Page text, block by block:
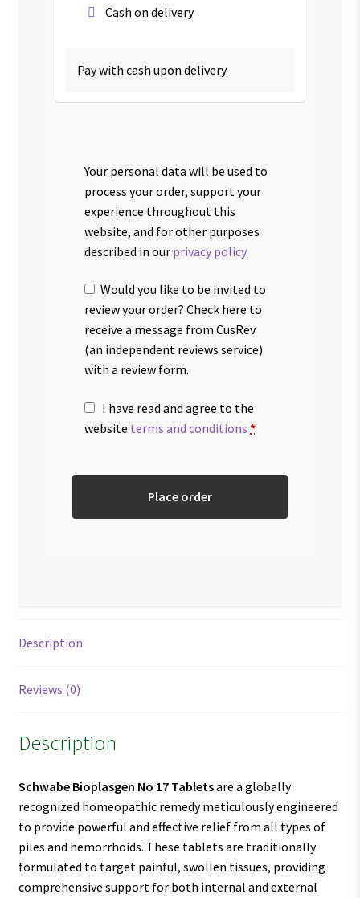
Cash on delivery
Pay with cash upon delivery.
Your personal data will be used to
process your order, support your
experience throughout this
website, and for other purposes
described in our privacy policy.
Would you like to be invited to
review your order? Check here to
receive a message from CusRev
(an independent reviews service)
with a review form.
I have read and agree to the
website terms and conditions *
Place order
Description
Reviews (0)
Description
Schwabe Bioplasgen No 17 Tabletsare a globally
recognized homeopathic remedy meticulously engineered
to provide powerful and effective relief from all types of
piles and hemorrhoids. These tablets are traditionally
formulated to target painful, swollen tissues, providing
comprehensive support for both internal and external